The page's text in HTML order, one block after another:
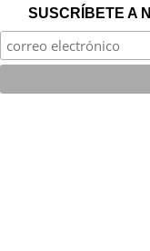
SUSCRÍBETE A